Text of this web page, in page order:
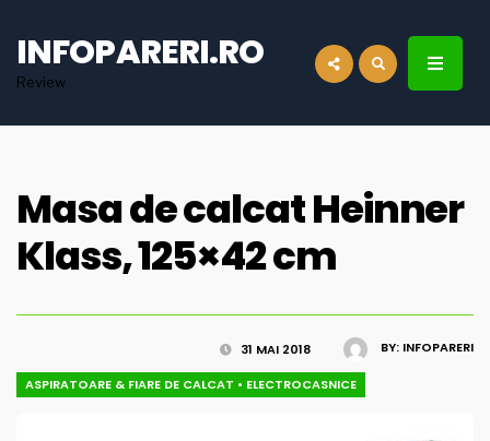
INFOPARERI.RO
Review
Masa de calcat Heinner
Klass, 125×42 cm
BY: INFOPARERI
31 MAI 2018
ASPIRATOARE & FIARE DE CALCAT • ELECTROCASNICE